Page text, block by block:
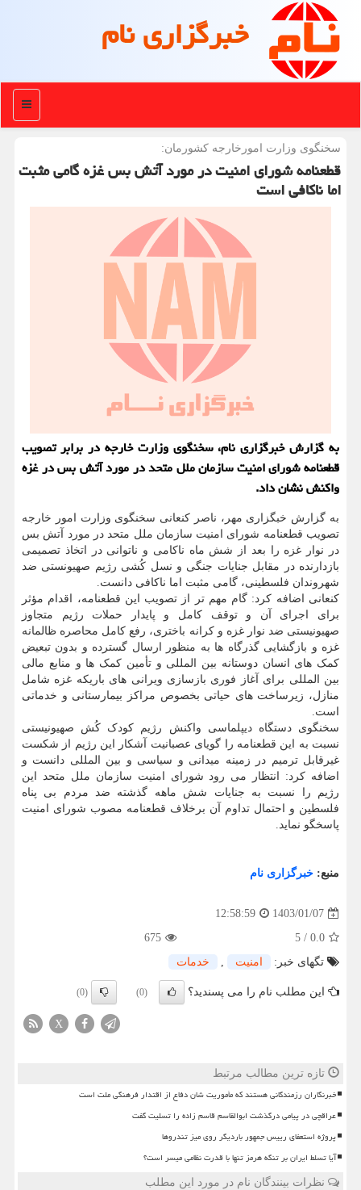
خبرگزاری نام
منو
سخنگوی وزارت امورخارجه كشورمان:
قطعنامه شورای امنیت در مورد آتش بس غزه گامی مثبت
اما ناکافی است
به گزارش خبرگزاری نام، سخنگوی وزارت خارجه در برابر تصویب
قطعنامه شورای امنیت سازمان ملل متحد در مورد آتش بس در غزه
واکنش نشان داد.
به گزارش خبگزاری مهر، ناصر کنعانی سخنگوی وزارت امور خارجه
تصویب قطعنامه شورای امنیت سازمان ملل متحد در مورد آتش بس
در نوار غزه را بعد از شش ماه ناکامی و ناتوانی در اتخاذ تصمیمی
بازدارنده در مقابل جنایات جنگی و نسل کُشی رژیم صهیونستی ضد
شهروندان فلسطینی، گامی مثبت اما ناکافی دانست.
کنعانی اضافه کرد: گام مهم تر از تصویب این قطعنامه، اقدام مؤثر
برای اجرای آن و توقف کامل و پایدار حملات رژیم متجاوز
صهیونیستی ضد نوار غزه و کرانه باختری، رفع کامل محاصره ظالمانه
غزه و بازگشایی گذرگاه ها به منظور ارسال گسترده و بدون تبعیض
کمک های انسان دوستانه بین المللی و تأمین کمک ها و منابع مالی
بین المللی برای آغاز فوری بازسازی ویرانی های باریکه غزه شامل
منازل، زیرساخت های حیاتی بخصوص مراکز بیمارستانی و خدماتی
است.
سخنگوی دستگاه دیپلماسی واکنش رژیم کودک کُش صهیونیستی
نسبت به این قطعنامه را گویای عصبانیت آشکار این رژیم از شکست
غیرقابل ترمیم در زمینه میدانی و سیاسی و بین المللی دانست و
اضافه کرد: انتظار می رود شورای امنیت سازمان ملل متحد این
رژیم را نسبت به جنایات شش ماهه گذشته ضد مردم بی پناه
فلسطین و احتمال تداوم آن برخلاف قطعنامه مصوب شورای امنیت
پاسخگو نماید.
منبع: خبرگزاری نام
1403/01/07
12:58:59
0.0
/
5
675
تگهای خبر:
امنیت , خدمات
این مطلب نام را می پسندید؟ (0)
(0)
X
تازه ترین مطالب مرتبط
خبرنگاران رزمندگانی هستند که مأموریت شان دفاع از اقتدار فرهنگی ملت است
عراقچی در پیامی درگذشت ابوالقاسم قاسم زاده را تسلیت گفت
پروژه استعفای رییس جمهور باردیگر روی میز تندروها
آیا تسلط ایران بر تنگه هرمز تنها با قدرت نظامی میسر است؟
نظرات بینندگان نام در مورد این مطلب